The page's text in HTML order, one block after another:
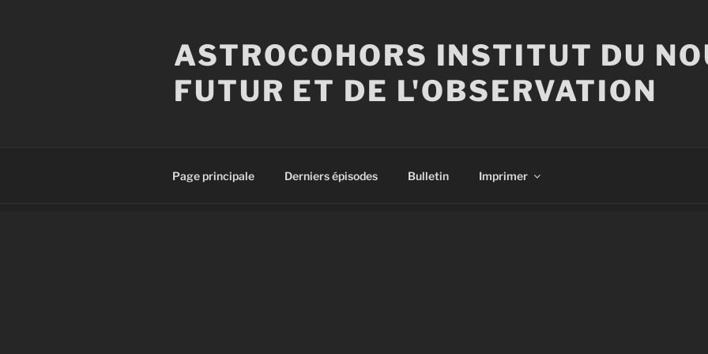
ASTROCOHORS INSTITUT DU
FUTUR ET DE L'OBSERVATION
Page principale Derniers épisodes Bulletin Imprimer